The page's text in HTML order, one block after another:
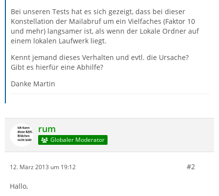
Bei unseren Tests hat es sich gezeigt, dass bei dieser
Konstellation der Mailabruf um ein Vielfaches (Faktor 10
und mehr) langsamer ist, als wenn der Lokale Ordner auf
einem lokalen Laufwerk liegt.
Kennt jemand dieses Verhalten und evtl. die Ursache?
Gibt es hierfür eine Abhilfe?
Danke Martin
rum
Globaler Moderator
12. März 2013 um 19:12 #2
Hallo,